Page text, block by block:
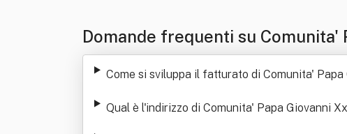
Domande frequenti su
ata
Come si sviluppa il fatturato di Comunita'
Qual è l'indirizzo di Comunita' Papa Giovanni